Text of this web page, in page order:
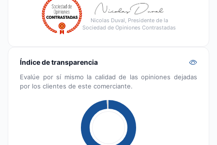
Nicolas Duval, Presidente de la
Sociedad de Opiniones Contrastadas
Índice de transparencia
Evalúe por sí mismo la calidad de las opiniones dejadas
por los clientes de este comerciante.